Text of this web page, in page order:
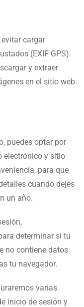
cargar
(EXIF GPS).
y extraer
en el sitio web.
puedes optar por
electrónico y sitio
para que
cuando dejes
un año.
determinar si tu
no contiene datos
tu navegador.
varias
inicio de sesión y